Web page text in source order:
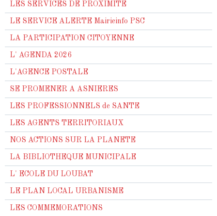
LES SERVICES DE PROXIMITE
LE SERVICE ALERTE Mairieinfo PSC
LA PARTICIPATION CITOYENNE
L' AGENDA 2026
L'AGENCE POSTALE
SE PROMENER A ASNIERES
LES PROFESSIONNELS de SANTE
LES AGENTS TERRITORIAUX
NOS ACTIONS SUR LA PLANETE
LA BIBLIOTHEQUE MUNICIPALE
L' ECOLE DU LOUBAT
LE PLAN LOCAL URBANISME
LES COMMEMORATIONS